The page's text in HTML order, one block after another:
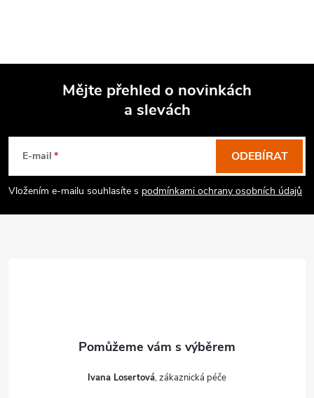
Mějte přehled o novinkách
a slevách
E-mail
Vložením e-mailu souhlasíte s podmínkami ochrany osobních údajů
ODEBÍRAT
Ivana Losertová